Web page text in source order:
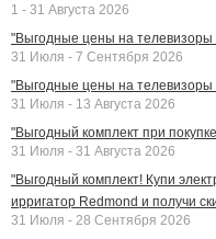
1 - 31 Августа 2026
"Выгодные цены на телевизоры
31 Июля - 7 Сентября 2026
"Выгодные цены на телевизоры
31 Июля - 13 Августа 2026
"Выгодный комплект при
31 Июля - 31 Августа 2026
"Выгодный комплект! Купи
ирригатор Redmond и получи
31 Июля - 28 Сентября 2026